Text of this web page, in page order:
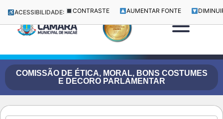
ACESSIBILIDADE: CONTRASTE AUMENTAR FONTE
COMISSÃO DE ÉTICA, MORAL, BONS COSTUMES
E DECORO PARLAMENTAR